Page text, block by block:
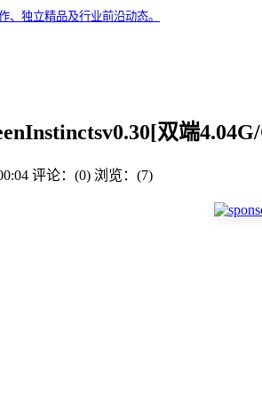
、独立精品及行业前沿动态。
双端
评论：(0) 浏览：(7)